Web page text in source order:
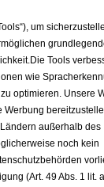
bis zu
Leasingrate
Widerruf bei
um
Tools
wie
optimieren. Unsere
Werbung
außerhalb des
noch kein
(Art. 49 Abs. 1 lit. a